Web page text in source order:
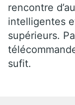
rencontre
intelligentes
supérieurs.
sufit.